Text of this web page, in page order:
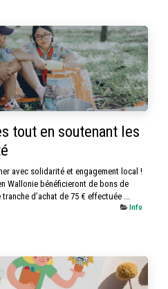
tout en soutenant les
avec solidarité et engagement local !
Wallonie bénéficieront de bons de
d’achat de 75 € effectuée ...
Info